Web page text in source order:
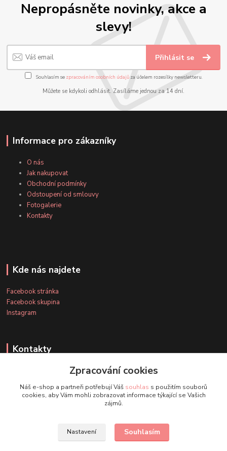
Nepropásněte novinky, akce a
slevy!
Přihlásit se
Souhlasím se zpracováním osobních údajůza účelem rozesílky newsletteru.
Můžete se kdykoli odhlásit. Zasíláme jednou za 14 dní.
Informace pro zákazníky
O nás
Jak nakupovat
Obchodní podmínky
Odstoupení od smlouvy
Fotogalerie
Kontakty
Kde nás najdete
Facebook stránka
Facebook skupina
Instagram
Kontakty
+420 607 163 127
(Po-Pá, 8-20 hod., So-Ne, 8-14 hod.)
Zpracování cookies
Náš e-shop a partneři potřebují Váš souhlas s použitím souborů
cookies, aby Vám mohli zobrazovat informace týkající se Vašich
zájmů.
Nastavení Souhlasím